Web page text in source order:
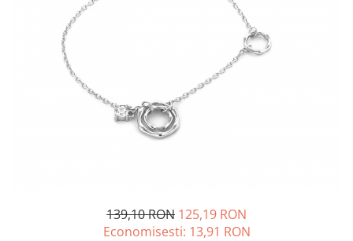
PIERCING
SETURI BIJUTERII
ACE DE CRAVATA
BRATARI PENTRU PICIOR
BRATARA TIP ROZARIU
LANTURI TIP ROZARIU
139,10 RON 125,19 RON
Economisesti: 13,91 RON